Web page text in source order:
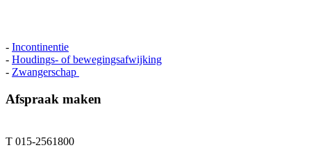
- Incontinentie
- Houdings- of bewegingsafwijking
- Zwangerschap
Afspraak maken
T 015-2561800